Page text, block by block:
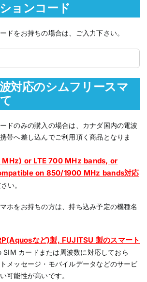
ョンコード
ドをお持ちの場合は、ご入力下さい。
対応のシムフリースマ
ードのみの購入の場合は、カナダ国内の電波
帯へ差し込んでご利用頂く商品となりま
MHz) or LTE 700 MHz bands, or
on 850/1900 MHz bands対応
い。
ホをお持ちの方は、持ち込み予定の機種名
など)製, FUJITSU 製のスマート
SIM カードまたは周波数に対応しておら
メッセージ・モバイルデータなどのサービ
可能性が高いです。